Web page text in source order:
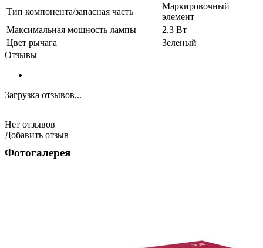
Тип компонента/запасная часть
Маркировочный
элемент
Максимальная мощность лампы
2.3 Вт
Цвет рычага
Зеленый
Отзывы
Загрузка отзывов...
Нет отзывов
Добавить отзыв
Фотогалерея